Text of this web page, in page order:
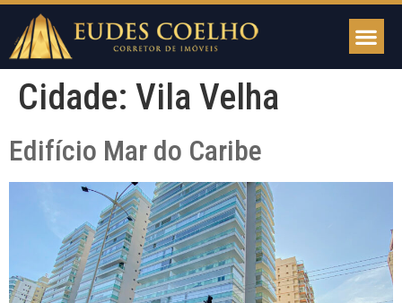
Cidade: Vila Velha
Edifício Mar do Caribe